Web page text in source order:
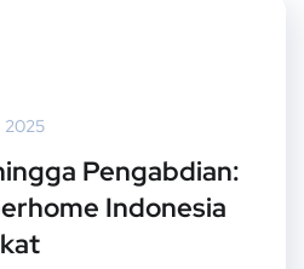
2025
Pengabdian:
Indonesia